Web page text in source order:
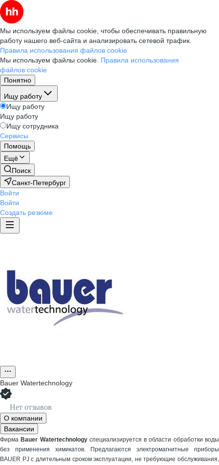
Мы используем файлы cookie, чтобы обеспечивать правильную
работу нашего веб-сайта и анализировать сетевой трафик.
Правила использования файлов cookie
Мы используем файлы cookie. Правила использования
файлов cookie
Понятно
Ищу работу
Ищу работу
Ищу работу
Ищу сотрудника
Сервисы
Помощь
Ещё
Поиск
Санкт-Петербург
Войти
Войти
Создать резюме
Bauer Watertechnology
Нет отзывов
О компании
Вакансии
Фирма Bauer Watertechnology специализируется в области обработки воды
без применения химикатов. Предлагаются электромагнитные приборы
BAUER PJ с длительным сроком эксплуатации, не требующие обслуживания,